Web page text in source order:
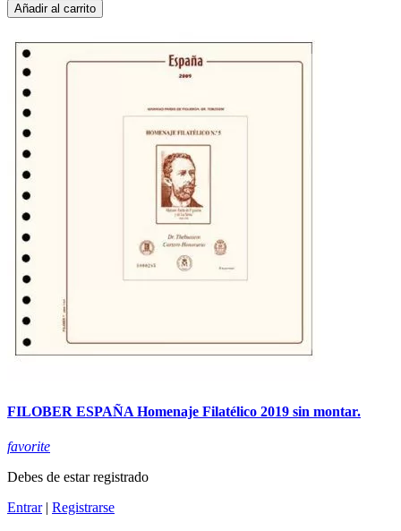
Añadir al carrito
FILOBER ESPAÑA Homenaje Filatélico 2019 sin montar.
favorite
Debes de estar registrado
Entrar| Registrarse